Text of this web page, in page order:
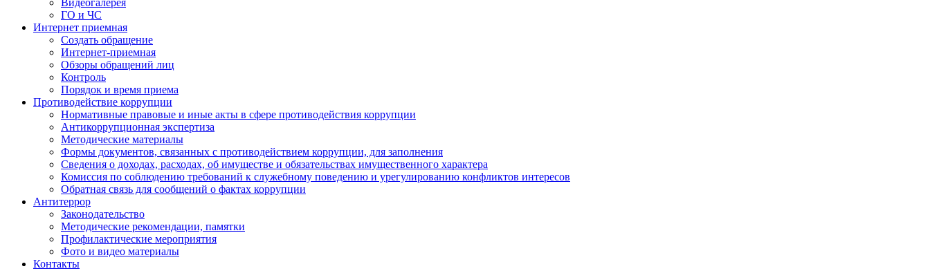
Видеогалерея
ГО и ЧС
Интернет приемная
Создать обращение
Интернет-приемная
Обзоры обращений лиц
Контроль
Порядок и время приема
Противодействие коррупции
Нормативные правовые и иные акты в сфере противодействия коррупции
Антикоррупционная экспертиза
Методические материалы
Формы документов, связанных с противодействием коррупции, для заполнения
Сведения о доходах, расходах, об имуществе и обязательствах имущественного характера
Комиссия по соблюдению требований к служебному поведению и урегулированию конфликтов интересов
Обратная связь для сообщений о фактах коррупции
Антитеррор
Законодательство
Методические рекомендации, памятки
Профилактические мероприятия
Фото и видео материалы
Контакты